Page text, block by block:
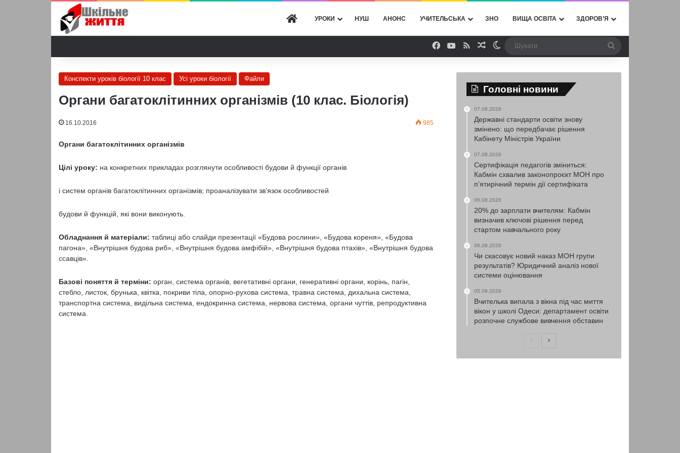
ГОЛОВНА
УРОКИ НУШ АНОНС УЧИТЕЛЬСЬКА ЗНО ВИЩА ОСВІТА ЗДОРОВ’Я
Facebook
YouTube
RSSВипадкова стаття
Switch skin
Конспекти уроків біології 10 клас Усі уроки біології Файли
Органи багатоклітинних організмів (10 клас. Біологія)
16.10.2016 985
Органи багатоклітинних організмів
Цілі уроку: на конкретних прикладах розглянути особливості будови й функції органів
і систем органів багатоклітинних організмів; проаналізувати зв’язок особливостей
будови й функцій, які вони виконують.
Обладнання й матеріали: таблиці або слайди презентації «Будова рослини», «Будова кореня», «Будова
пагона», «Внутрішня будова риб», «Внутрішня будова амфібій», «Внутрішня будова птахів», «Внутрішня будова
ссавців».
Базові поняття й терміни: орган, система органів, вегетативні органи, генеративні органи, корінь, пагін,
стебло, листок, брунька, квітка, покриви тіла, опорно-рухова система, травна система, дихальна система,
транспортна система, видільна система, ендокринна система, нервова система, органи чуттів, репродуктивна
система.
Головні новини
07.08.2026
Державні стандарти освіти знову
змінено: що передбачає рішення
Кабінету Міністрів України
07.08.2026
Сертифікація педагогів зміниться:
Кабмін схвалив законопроєкт МОН про
п’ятирічний термін дії сертифіката
06.08.2026
20% до зарплати вчителям: Кабмін
визначив ключові рішення перед
стартом навчального року
06.08.2026
Чи скасовує новий наказ МОН групи
результатів? Юридичний аналіз нової
системи оцінювання
05.08.2026
Вчителька випала з вікна під час миття
вікон у школі Одеси: департамент освіти
розпочне службове вивчення обставин
ПопередняНаступна